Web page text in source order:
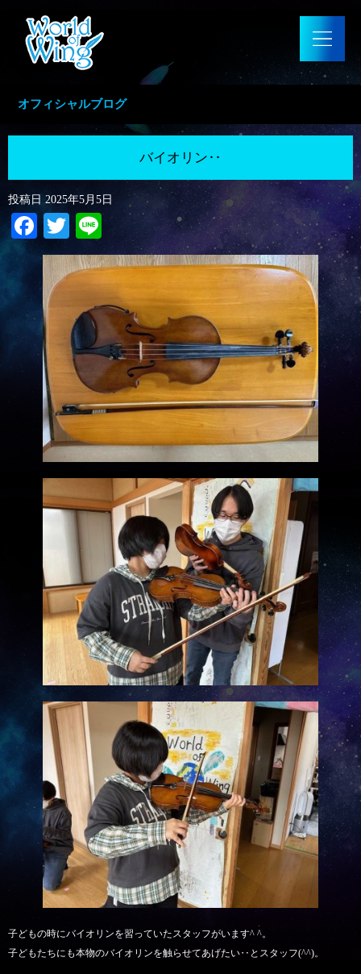
オフィシャルブログ
バイオリン‥
投稿日 2025年5月5日
Facebook
Twitter
Line
子どもの時にバイオリンを習っていたスタッフがいます^ ^。
子どもたちにも本物のバイオリンを触らせてあげたい‥とスタッフ(^^)。